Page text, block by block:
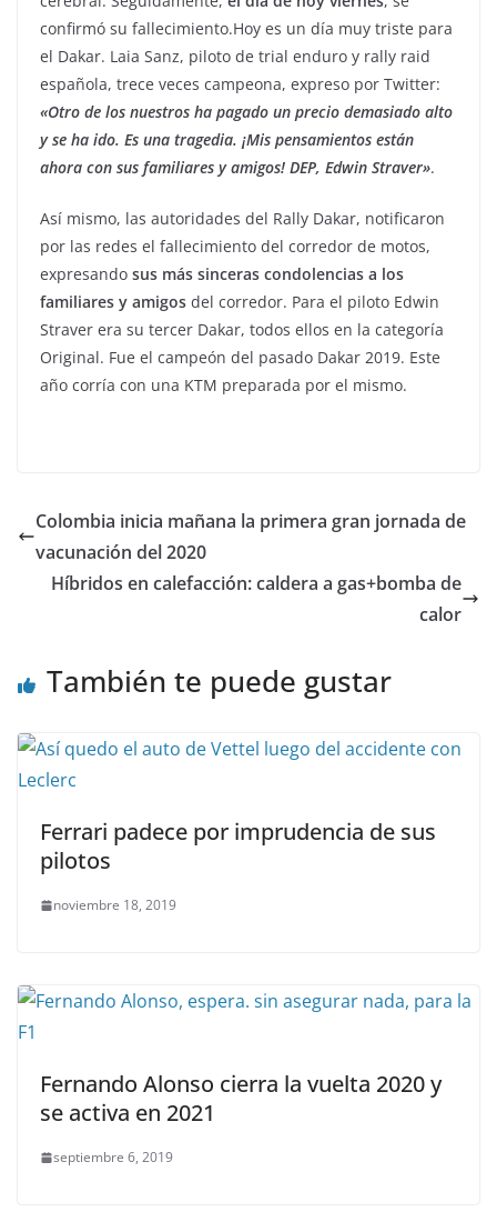
confirmó su fallecimiento.Hoy es un día muy triste para
el Dakar. Laia Sanz, piloto de trial enduro y rally raid
española, trece veces campeona, expreso por Twitter:
«Otro de los nuestros ha pagado un precio demasiado alto
y se ha ido. Es una tragedia. ¡Mis pensamientos están
ahora con sus familiares y amigos! DEP, Edwin Straver».
Así mismo, las autoridades del Rally Dakar, notificaron
por las redes el fallecimiento del corredor de motos,
expresando sus más sinceras condolencias a los
familiares y amigos del corredor. Para el piloto Edwin
Straver era su tercer Dakar, todos ellos en la categoría
Original. Fue el campeón del pasado Dakar 2019. Este
año corría con una KTM preparada por el mismo.
Colombia inicia mañana la primera gran jornada de
vacunación del 2020
Híbridos en calefacción: caldera a gas+bomba de
calor
También te puede gustar
Ferrari padece por imprudencia de sus
pilotos
noviembre 18, 2019
Fernando Alonso cierra la vuelta 2020 y
se activa en 2021
septiembre 6, 2019